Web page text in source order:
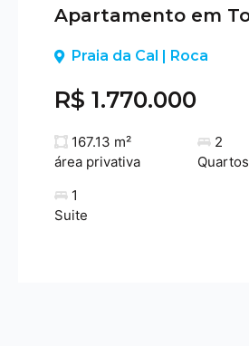
Previous
Apartamento em
Praia da Cal | Roca
R$ 1.770.000
167.13 m²
área privativa
2
Quartos
1
Suite